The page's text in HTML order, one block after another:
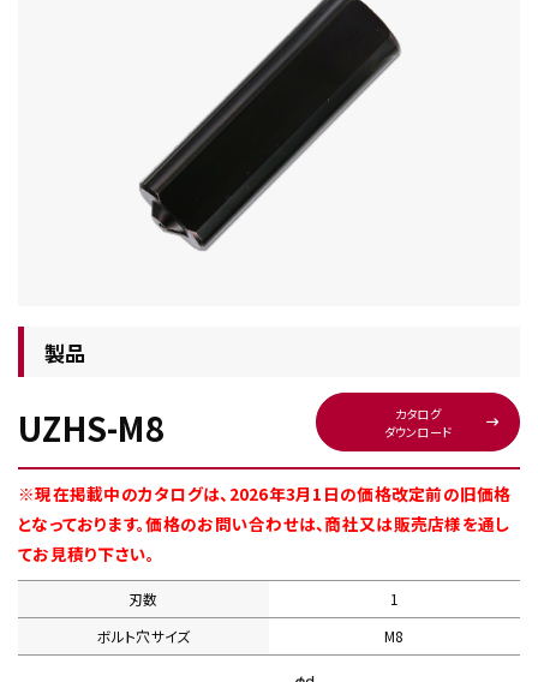
工具・部品一覧
生産終了品
製品
UZHS-M8
カタログ
ダウンロード
※現在掲載中のカタログは、2026年3月1日の価格改定前の旧価格
となっております。価格のお問い合わせは、商社又は販売店様を通し
てお見積り下さい。
刃数
1
ボルト穴サイズ
M8